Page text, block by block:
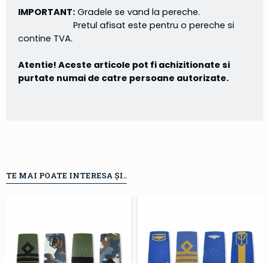
IMPORTANT: Gradele se vand la pereche.
Pretul afisat este pentru o pereche si
contine TVA.
Atentie! Aceste articole pot fi achizitionate si
purtate numai de catre persoane autorizate.
TE MAI POATE INTERESA ȘI..